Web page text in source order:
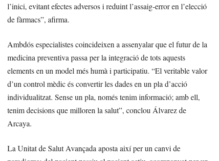
l’inici, evitant efectes adversos i reduint l’assaig-error en l’elecció
de fàrmacs”, afirma.
Ambdós especialistes coincideixen a assenyalar que el futur de la
medicina preventiva passa per la integració de tots aquests
elements en un model més humà i participatiu. “El veritable valor
d’un control mèdic és convertir les dades en un pla d’acció
individualitzat. Sense un pla, només tenim informació; amb ell,
tenim decisions que milloren la salut”, conclou Álvarez de
Arcaya.
La Unitat de Salut Avançada aposta així per un canvi de